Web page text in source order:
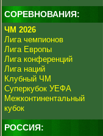
СОРЕВНОВАНИЯ:
ЧМ 2026
Лига чемпионов
Лига Европы
Лига конференций
Лига наций
Клубный ЧМ
Суперкубок УЕФА
Межконтинентальный
кубок
РОССИЯ: